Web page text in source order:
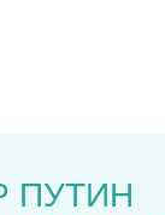
ПУТИН